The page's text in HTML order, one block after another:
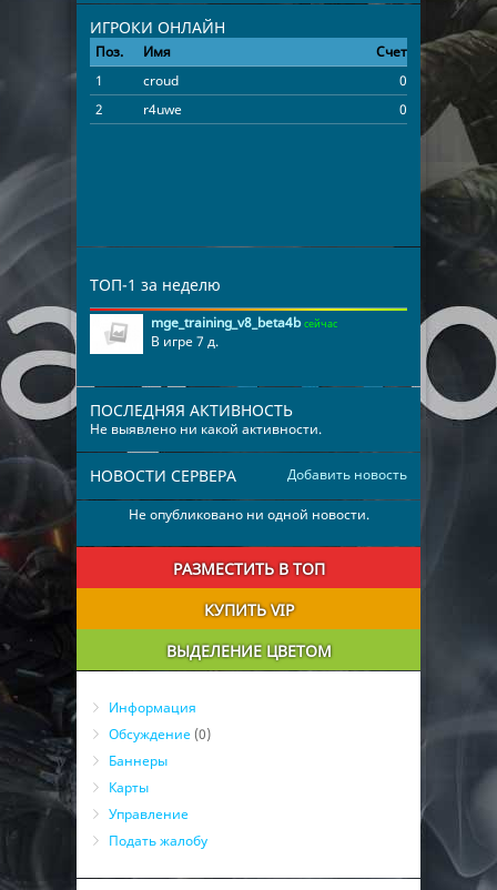
ИГРОКИ ОНЛАЙН
Поз. Имя Счет Время
1
croud 0 00:02:52
2
r4uwe 0 00:02:52
ТОП-1 за неделю
mge_training_v8_beta4b сейчас
В игре 7 д.
ПОСЛЕДНЯЯ АКТИВНОСТЬ
Не выявлено ни какой активности.
Добавить новость
НОВОСТИ СЕРВЕРА
Не опубликовано ни одной новости.
РАЗМЕСТИТЬ В ТОП
КУПИТЬ VIP
ВЫДЕЛЕНИЕ ЦВЕТОМ
Информация
Обсуждение (0)
Баннеры
Карты
Управление
Подать жалобу